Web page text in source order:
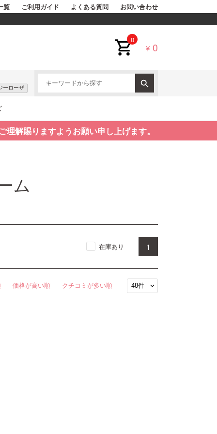
覧 ご利用ガイド よくある質問 お問い合わせ
0
¥ 0
ーローザ
解賜りますようお願い申し上げます。
ム
1
在庫あり
価格が高い順 クチコミが多い順